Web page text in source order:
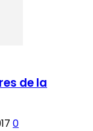
de la
0